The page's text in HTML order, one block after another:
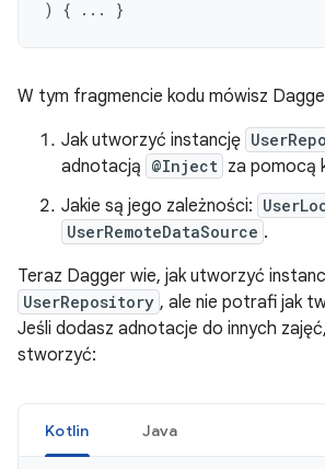
) { ... }
W tym fragmencie kodu mówisz
Jak utworzyć instancję
adnotacją @Inject za pomocą
Jakie są jego zależności:
UserRemoteDataSource .
Teraz Dagger wie, jak utworzyć
UserRepository , ale nie potrafi jak
Jeśli dodasz adnotacje do innych
stworzyć:
Kotlin Java